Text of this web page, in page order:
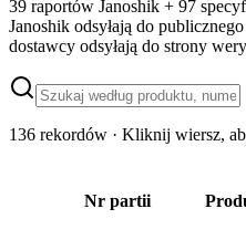
39 raportów Janoshik + 97
Janoshik odsyłają do
dostawcy odsyłają do strony
136 rekordów · Kliknij wiersz,
Nr partii